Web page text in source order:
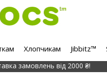
Хлопчикам Jibbitz™
замовлень від 2000 ₴!